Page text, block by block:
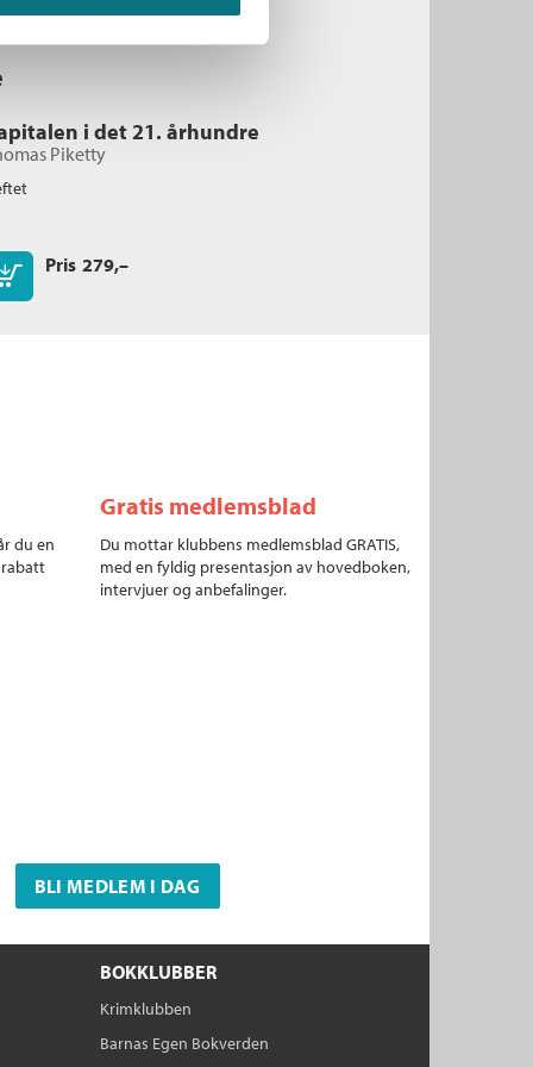
i det 21. århundre
Piketty
Pris 279,–
Kjøp
du en
Gratis medlemsblad
Du mottar klubbens medlemsblad GRATIS,
med en fyldig presentasjon av hovedboken,
intervjuer og anbefalinger.
BLI MEDLEM I DAG
BOKKLUBBER
Krimklubben
Barnas Egen Bokverden